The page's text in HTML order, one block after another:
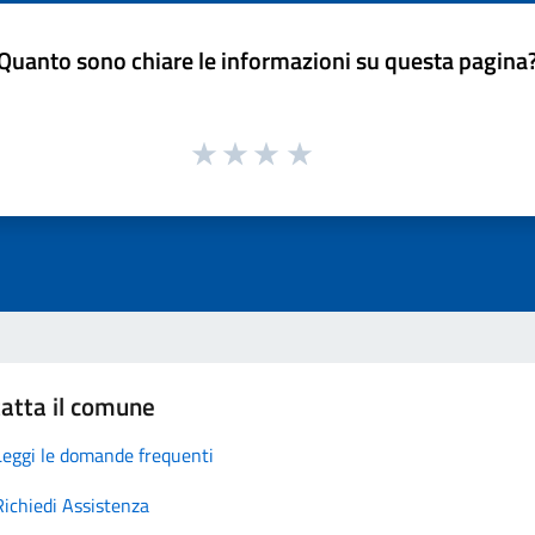
sono chiare le informazioni su questa
il comune
le domande frequenti
Assistenza